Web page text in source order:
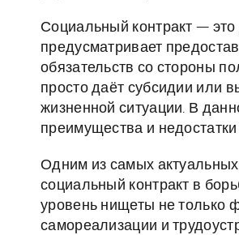
Социальный контракт —
предусматривает
обязательств со стороны
просто даёт субсидии или
жизненной ситуации. В
преимущества и
Одним из самых
социальный контракт в
уровень нищеты не только
самореализации и